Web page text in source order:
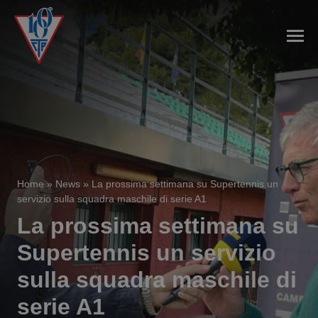
Home» News » La prossima settimana su Supertennis un
servizio sulla squadra maschile di serie A1
La prossima settimana su
Supertennis un servizio
sulla squadra maschile di
serie A1